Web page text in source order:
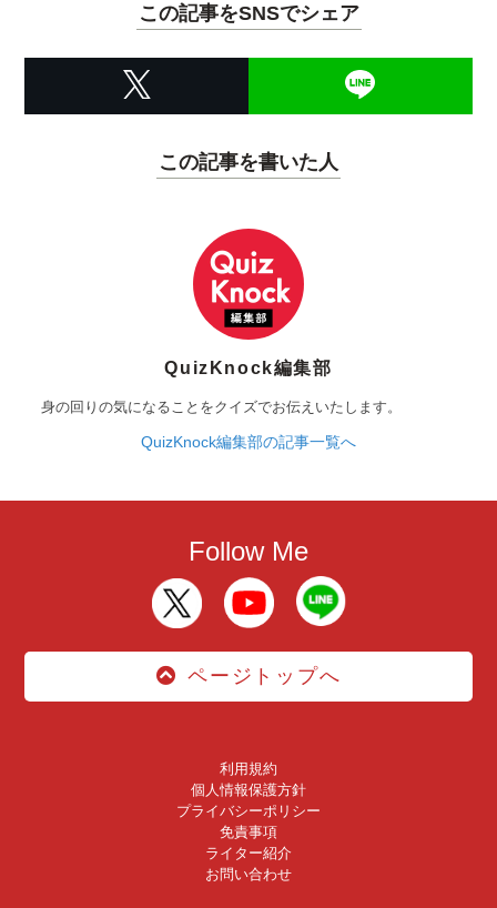
この記事をSNSでシェア
この記事を書いた人
QuizKnock編集部
身の回りの気になることをクイズでお伝えいたします。
QuizKnock編集部の記事一覧へ
Follow Me
ページトップへ
利用規約
個人情報保護方針
プライバシーポリシー
免責事項
ライター紹介
お問い合わせ